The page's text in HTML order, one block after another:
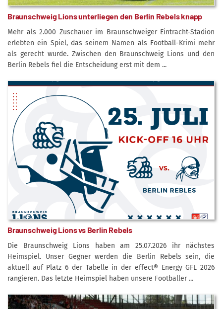
Braunschweig Lions unterliegen den Berlin Rebels knapp
Mehr als 2.000 Zuschauer im Braunschweiger Eintracht-Stadion
erlebten ein Spiel, das seinem Namen als Football-Krimi mehr
als gerecht wurde. Zwischen den Braunschweig Lions und den
Berlin Rebels fiel die Entscheidung erst mit dem ...
Braunschweig Lions vs Berlin Rebels
Die Braunschweig Lions haben am 25.07.2026 ihr nächstes
Heimspiel. Unser Gegner werden die Berlin Rebels sein, die
aktuell auf Platz 6 der Tabelle in der effect® Energy GFL 2026
rangieren. Das letzte Heimspiel haben unsere Footballer ...